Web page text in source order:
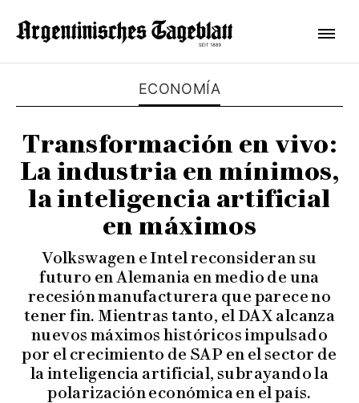
ECONOMÍA
Transformación en vivo:
La industria en mínimos,
la inteligencia artificial
en máximos
Volkswagen e Intel reconsideran su
futuro en Alemania en medio de una
recesión manufacturera que parece no
tener fin. Mientras tanto, el DAX alcanza
nuevos máximos históricos impulsado
por el crecimiento de SAP en el sector de
la inteligencia artificial, subrayando la
polarización económica en el país.